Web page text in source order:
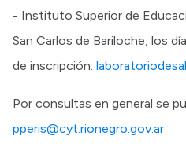
- Instituto Superior de
San Carlos de Bariloche, los
de inscripción:
Por consultas en general se
pperis@cyt.rionegro.gov.ar